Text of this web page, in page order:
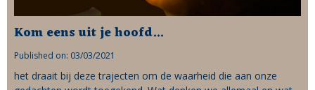
Kom eens uit je hoofd...
Published on: 03/03/2021
het draait bij deze trajecten om de waarheid die aan onze